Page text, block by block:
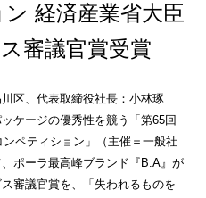
経済産業省大臣
審議官賞受賞
区、代表取締役社長：小林琢
ケージの優秀性を競う「第65回
ペティション」（主催＝一般社
ポーラ最高峰ブランド『B.A』が
審議官賞を、「失われるものを